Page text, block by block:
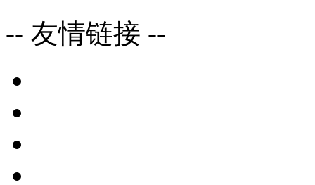
-- 友情链接 --